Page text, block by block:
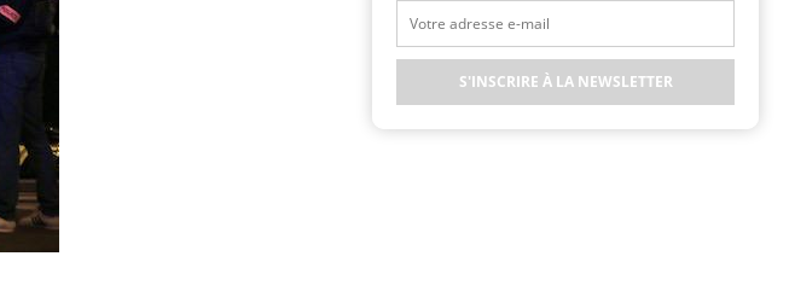
S'INSCRIRE À LA NEWSLETTER